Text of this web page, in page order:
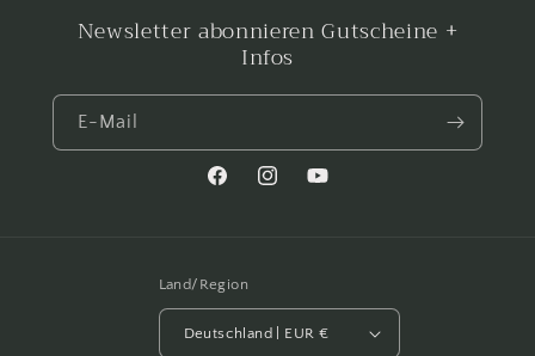
Newsletter abonnieren Gutscheine +
Infos
E-Mail
FacebookInstagramYouTube
Land/Region
Deutschland | EUR €